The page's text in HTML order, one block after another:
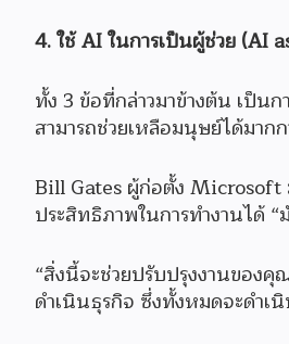
4. ใช้ AI ในการเป็นผู้ช่วย (AI
ทั้ง 3 ข้อที่กล่าวมาข้างต้น เป็น
สามารถช่วยเหลือมนุษย์ได้มาก
Bill Gates ผู้ก่อตั้ง Microsoft
ประสิทธิภาพในการทำงานได้
“สิ่งนี้จะช่วยปรับปรุงงานของคุ
ดำเนินธุรกิจ ซึ่งทั้งหมดจะดำเ